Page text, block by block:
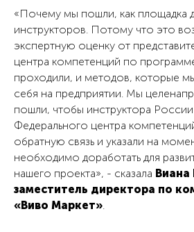
«Почему мы пошли, как площадка
инструкторов. Потому что это
экспертную оценку от
центра компетенций по
проходили, и методов, которые
себя на предприятии. Мы
пошли, чтобы инструктора
Федерального центра
обратную связь и указали на
необходимо доработать для
нашего проекта», - сказала Виана
заместитель директора по
«Виво Маркет».